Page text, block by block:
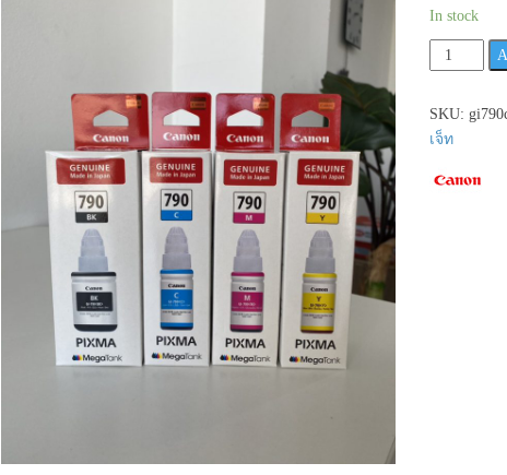
In stock
Canon
Pixma
790
SKU:
เจ็ท